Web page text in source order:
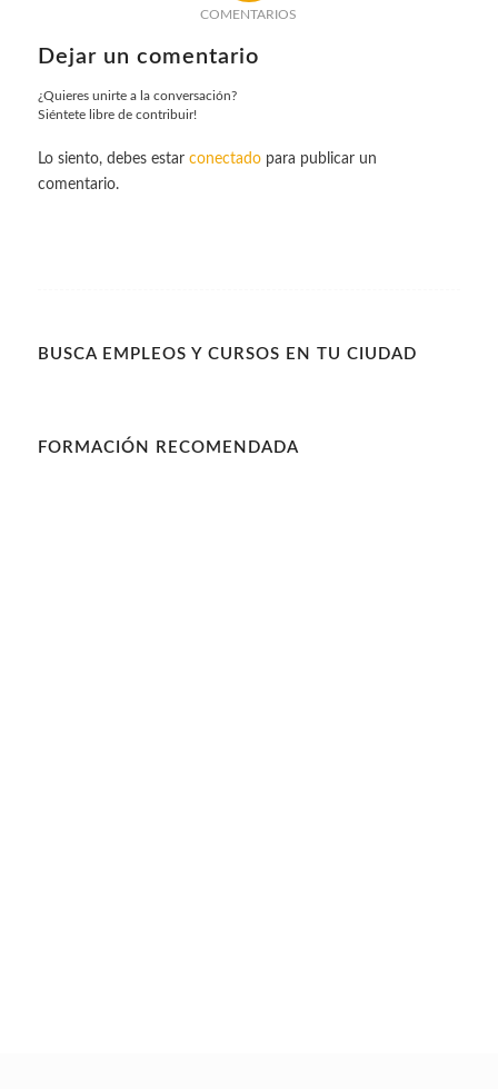
COMENTARIOS
Dejar un comentario
¿Quieres unirte a la conversación?
Siéntete libre de contribuir!
Lo siento, debes estar conectadopara publicar un
comentario.
BUSCA EMPLEOS Y CURSOS EN TU CIUDAD
FORMACIÓN RECOMENDADA